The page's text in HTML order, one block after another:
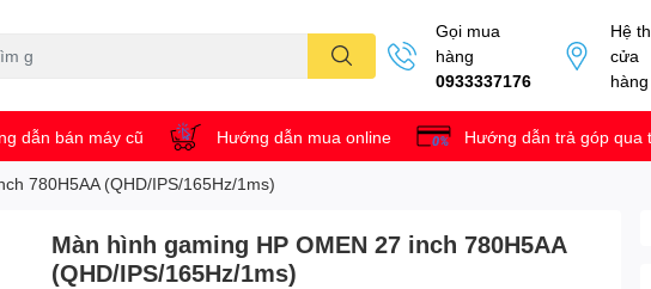
Gọi mua
hàng
0933337176
Hệ
cửa
hàng
dẫn bán máy cũ Hướng dẫn mua online Hướng dẫn trả góp qua
780H5AA (QHD/IPS/165Hz/1ms)
Màn hình gaming HP OMEN 27 inch 780H5AA
(QHD/IPS/165Hz/1ms)